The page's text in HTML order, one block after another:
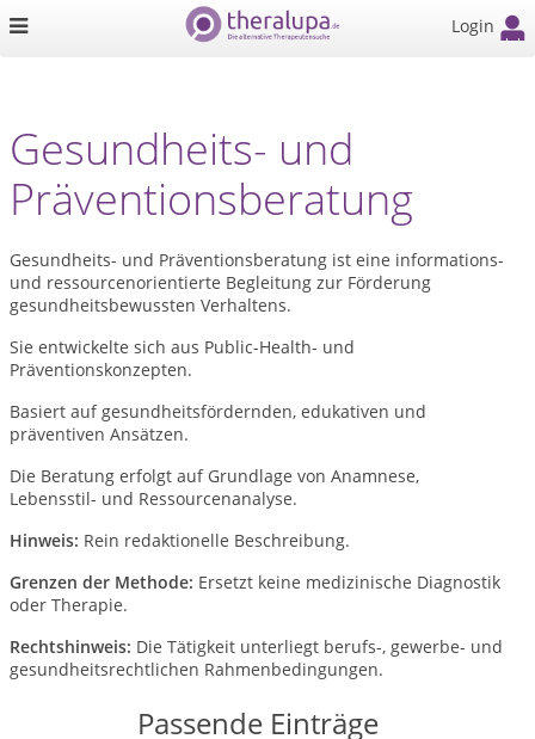
Login
Gesundheits- und
Präventionsberatung
Gesundheits- und Präventionsberatung ist eine informations-
und ressourcenorientierte Begleitung zur Förderung
gesundheitsbewussten Verhaltens.
Sie entwickelte sich aus Public-Health- und
Präventionskonzepten.
Basiert auf gesundheitsfördernden, edukativen und
präventiven Ansätzen.
Die Beratung erfolgt auf Grundlage von Anamnese,
Lebensstil- und Ressourcenanalyse.
Hinweis: Rein redaktionelle Beschreibung.
Grenzen der Methode: Ersetzt keine medizinische Diagnostik
oder Therapie.
Rechtshinweis: Die Tätigkeit unterliegt berufs-, gewerbe- und
gesundheitsrechtlichen Rahmenbedingungen.
Passende Einträge